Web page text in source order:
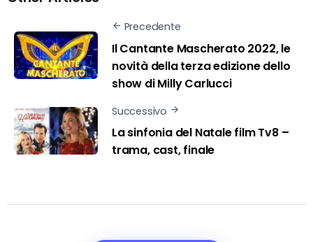
Precedente
Il Cantante Mascherato 2022, le
novità della terza edizione dello
show di Milly Carlucci
Successivo
La sinfonia del Natale film Tv8 –
trama, cast, finale